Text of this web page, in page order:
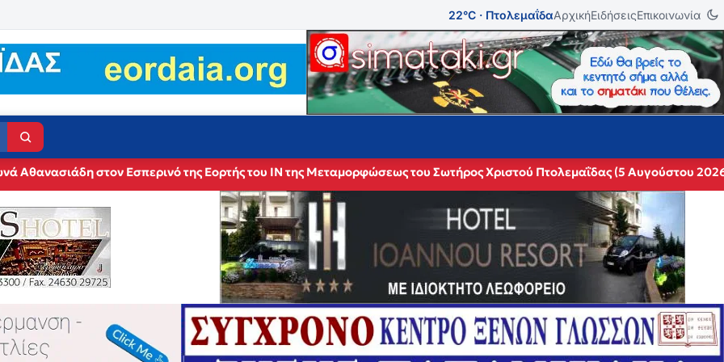
22°C · ΠτολεμαΐδαΑρχικήΕιδήσειςΕπικοινωνία
Αθανασιάδη στον Εσπερινό της Εορτής του ΙΝ της Μεταμορφώσεως του Σωτήρος Χριστού Πτολεμαΐδας (5 Αυγούστου